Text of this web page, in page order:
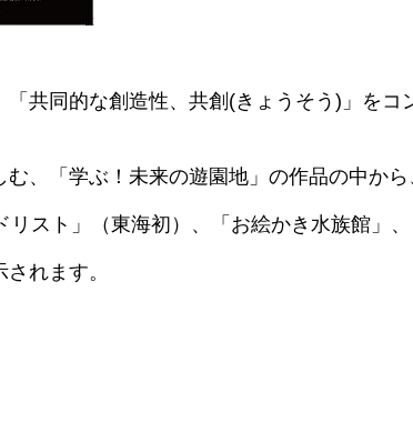
共同的な創造性、共創(きょうそう)」をコ
、「学ぶ！未来の遊園地」の作品の中から
スト」（東海初）、「お絵かき水族館」、
れます。